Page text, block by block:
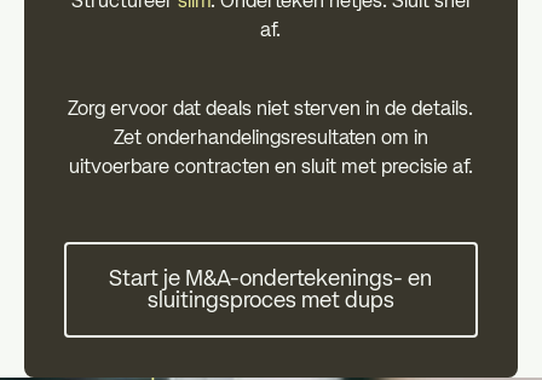
af.
Zorg ervoor dat deals niet sterven in de details.
Zet onderhandelingsresultaten om in
uitvoerbare contracten en sluit met precisie af.
Start je M&A-ondertekenings- en
sluitingsproces met dups